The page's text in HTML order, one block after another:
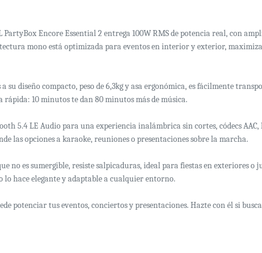
Encore Essential 2 entrega 100W RMS de potencia real, con
mono está optimizada para eventos en interior y exterior,
diseño compacto, peso de 6,3kg y asa ergonómica, es fácilmente
10 minutos te dan 80 minutos más de música.
5.4 LE Audio para una experiencia inalámbrica sin cortes, códecs AAC,
las opciones a karaoke, reuniones o presentaciones sobre la marcha.
no es sumergible, resiste salpicaduras, ideal para fiestas en exteriores o
hace elegante y adaptable a cualquier entorno.
potenciar tus eventos, conciertos y presentaciones. Hazte con él si